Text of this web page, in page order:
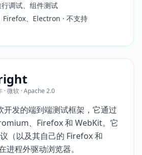
调试、组件测试
、Electron · 不支持
· 微软 · Apache 2.0
发的端到端测试框架，它通过
、Firefox 和 WebKit。它
（以及其自己的 Firefox 和
程外驱动浏览器。